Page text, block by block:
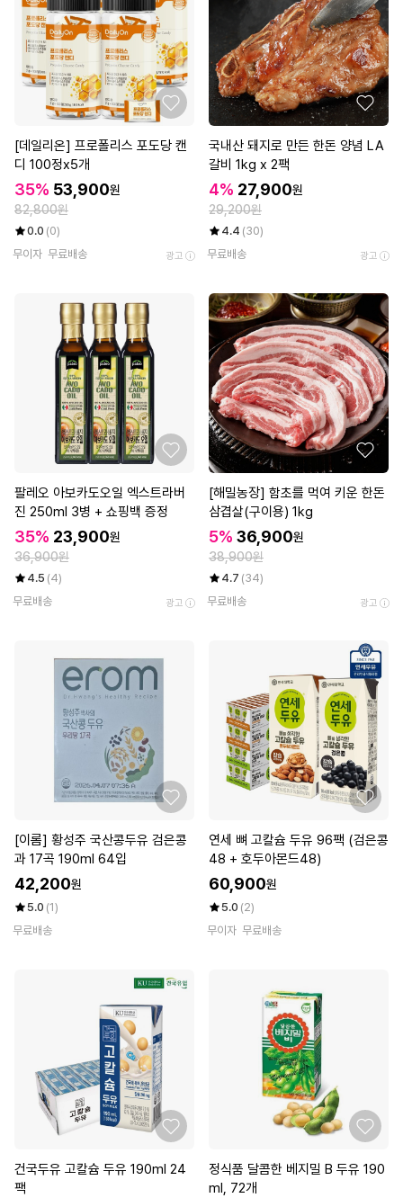
[데일리온] 프로폴리스 포도당 캔
디 100정x5개
35% 53,900원
82,800원
0.0 (0)
무이자 무료배송 광고
국내산 돼지로 만든 한돈 양념 LA
갈비 1kg x 2팩
4% 27,900원
29,200원
4.4 (30)
무료배송
광고
팔레오 아보카도오일 엑스트라버
진 250ml 3병 + 쇼핑백 증정
35% 23,900원
36,900원
4.5 (4)
무료배송
광고
[해밀농장] 함초를 먹여 키운 한돈
삼겹살(구이용) 1kg
5% 36,900원
38,900원
4.7 (34)
무료배송
광고
[이롬] 황성주 국산콩두유 검은콩
과 17곡 190ml 64입
42,200원
5.0 (1)
무료배송
연세 뼈 고칼슘 두유 96팩 (검은콩
48 + 호두아몬드48)
60,900원
5.0 (2)
무이자 무료배송
건국두유 고칼슘 두유 190ml 24
팩
정식품 달콤한 베지밀 B 두유 190
ml, 72개